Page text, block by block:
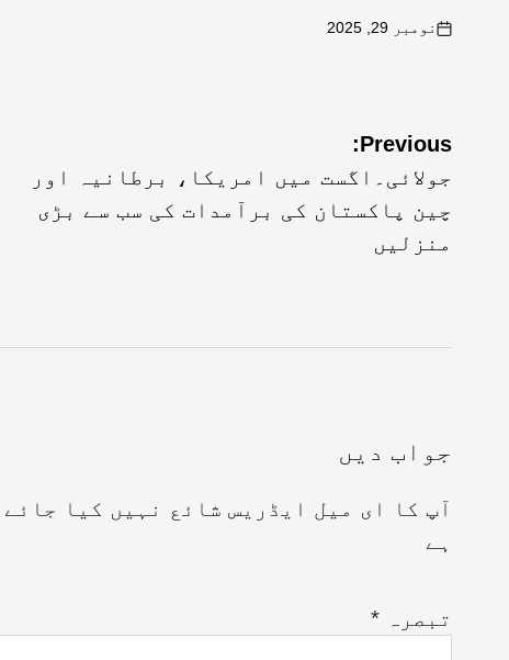
نومبر 29, 2025
Previous:
جولائی۔اگست میں امریکا، برطانیہ اور
چین پاکستان کی برآمدات کی سب سے بڑی
منزلیں
جواب دیں
آپ کا ای میل ایڈریس شائع نہیں کیا جائے
ہے
تبصرہ *